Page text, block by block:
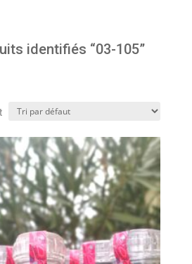
identifiés “03-105”